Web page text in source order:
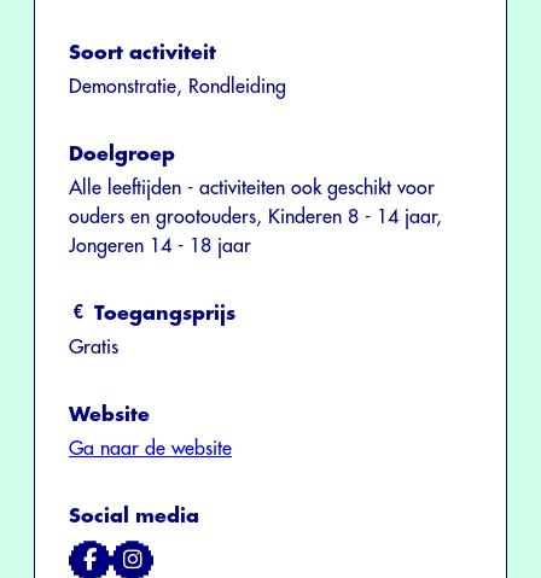
Soort activiteit
Demonstratie, Rondleiding
Doelgroep
Alle leeftijden - activiteiten ook geschikt voor
ouders en grootouders, Kinderen 8 - 14 jaar,
Jongeren 14 - 18 jaar
Toegangsprijs
Gratis
Website
Ga naar de website
Social media